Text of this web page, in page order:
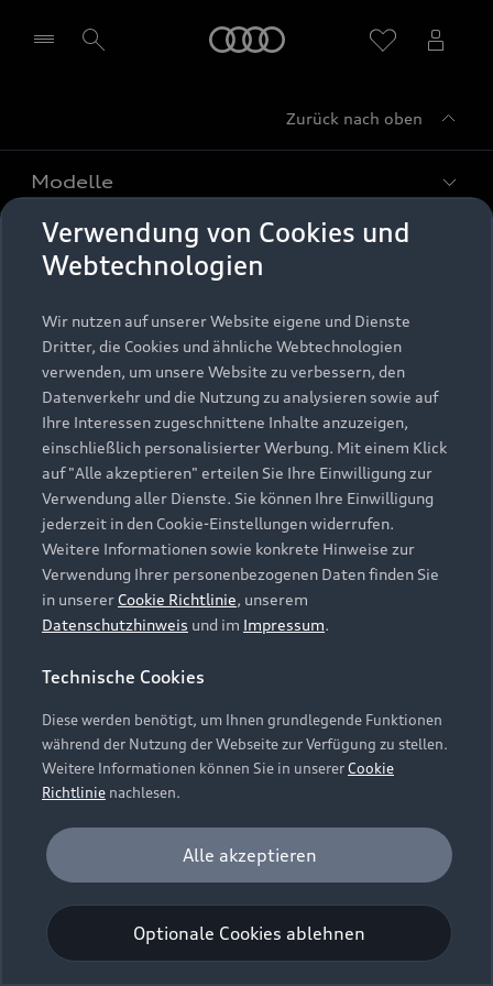
Zurück nach oben
Modelle
Alle Modelle
Elektromodelle
Plug-in-Hybride
Kaufen & leasen
Neuwagensuche
Gebrauchtwagensuche
Gebrauchtwagen
Finanzierung
Aktionen & Angebote
Geschäftskunden
Saisonale Angebote
Audi Services
Garantie
Audi digital services
myAudi
Support
Kundenservice
Händlersuche
Audi Code
Häufige Fragen (FAQ)
Audi Online Beratung
Bordbuch & Bedienungsanleitungen
Verträge kündigen
Vertrag widerrufen
Über Audi
Unternehmen
Karriere
Investor Relations
Presse & Media Center
Datenschutz
Audi erleben
Newsletter
© 2026 AUDI AG. Alle Rechte vorbehalten
Datenschutzinformation
Cookie-Richtlinie
Barrierefreiheit
Digital Services Act
EU Data Act
Embleme am Fahrzeug bei allen Abbildungen auf dieser
Webseite kann abweichen.
Verwendung von Cookies und
Webtechnologien
Wir nutzen auf unserer Website eigene und Dienste
Dritter, die Cookies und ähnliche Webtechnologien
verwenden, um unsere Website zu verbessern, den
Datenverkehr und die Nutzung zu analysieren sowie auf
Ihre Interessen zugeschnittene Inhalte anzuzeigen,
einschließlich personalisierter Werbung. Mit einem Klick
auf "Alle akzeptieren" erteilen Sie Ihre Einwilligung zur
Verwendung aller Dienste. Sie können Ihre Einwilligung
jederzeit in den Cookie-Einstellungen widerrufen.
Weitere Informationen sowie konkrete Hinweise zur
Verwendung Ihrer personenbezogenen Daten finden Sie
in unserer Cookie Richtlinie, unserem
Datenschutzhinweis und im Impressum.
Technische Cookies
Diese werden benötigt, um Ihnen grundlegende Funktionen
während der Nutzung der Webseite zur Verfügung zu stellen.
Weitere Informationen können Sie in unsererCookie
Richtlinie nachlesen.
Analyse und Statistik
Performance Cookies sammeln Informationen
darüber, wie unsere Webseite genutzt wird (z. B.
Anzahl der Besuche, Verweildauer). Diese Cookies
werden zur Optimierung der Webseite verwendet.
Optionale Cookies ablehnen
Alle akzeptieren